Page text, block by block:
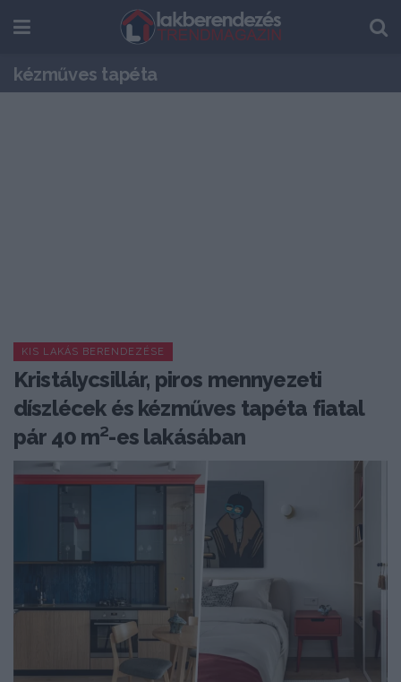
kézműves tapéta
KIS LAKÁS BERENDEZÉSE
Kristálycsillár, piros mennyezeti
díszlécek és kézműves tapéta fiatal
pár 40 m²-es lakásában